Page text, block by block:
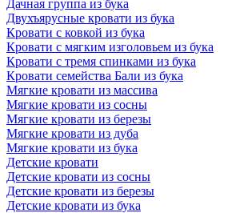
Дачная группа из бука
Двухъярусные кровати из бука
Кровати с ковкой из бука
Кровати с мягким изголовьем из бука
Кровати с тремя спинками из бука
Кровати семейства Бали из бука
Мягкие кровати из массива
Мягкие кровати из сосны
Мягкие кровати из березы
Мягкие кровати из дуба
Мягкие кровати из бука
Детские кровати
Детские кровати из сосны
Детские кровати из березы
Детские кровати из бука